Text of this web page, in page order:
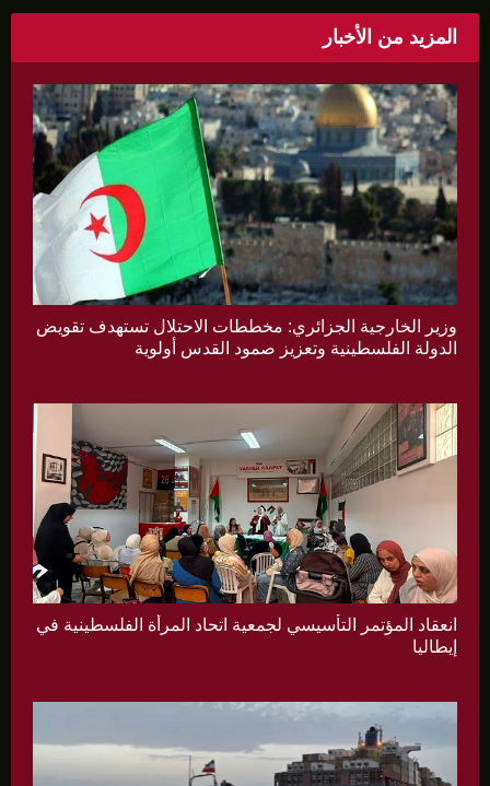
المزيد من الأخبار
وزير الخارجية الجزائري: مخططات الاحتلال تستهدف تقويض
الدولة الفلسطينية وتعزيز صمود القدس أولوية
انعقاد المؤتمر التأسيسي لجمعية اتحاد المرأة الفلسطينية في
إيطاليا